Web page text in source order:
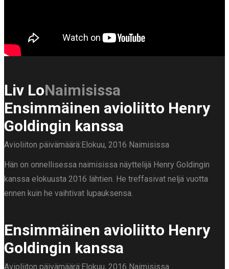
Liv LoNaimisissa
Ensimmäinen avioliitto Henry
Goldingin kanssa
Avioliiton päivämäärä:Elokuu, 2016 Naimisissa
Hän on onnellisessa naimisissa näyttelijä Henry Goldingin
kanssa elokuusta 2016 lähtien. He treffasivat neljä vuotta
ennen kuin he vaihtivat lupauksensa.
Ensimmäinen avioliitto Henry
Goldingin kanssa
Avioliiton päivämäärä:Elokuu, 2016 Naimisissa